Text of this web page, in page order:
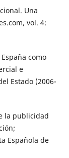
Una
vol. 4:
España como
e
Estado (2006-
la publicidad
Española de